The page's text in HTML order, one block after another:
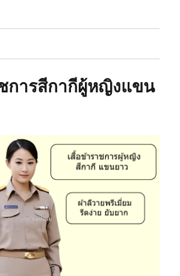
การสีกากีผู้หญิงแขน